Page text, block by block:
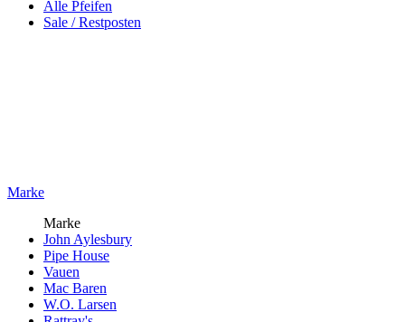
Alle Pfeifen
Sale / Restposten
Marke
Marke
John Aylesbury
Pipe House
Vauen
Mac Baren
W.O. Larsen